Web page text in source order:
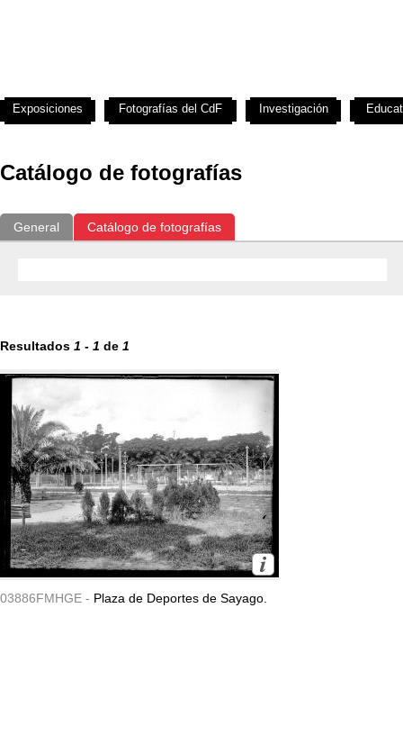
Catálogo de fotografías
General Catálogo de fotografías
Resultados 1 - 1 de 1
03886FMHGE - Plaza de Deportes de Sayago.
Exposiciones Fotografías del CdF Investigación